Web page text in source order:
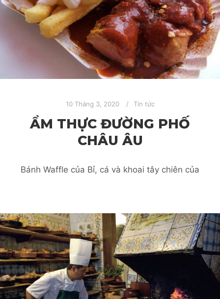
10 Tháng 3, 2020 Tin tức
ẨM THỰC ĐƯỜNG PHỐ
CHÂU ÂU
Bánh Waffle của Bỉ, cá và khoai tây chiên của